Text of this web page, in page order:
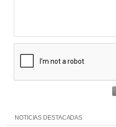
NOTICIAS DESTACADAS